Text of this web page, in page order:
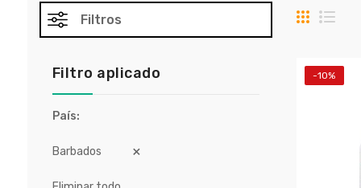
Parrilla
-10%
Filtros
Filtro aplicado
País
Barbados